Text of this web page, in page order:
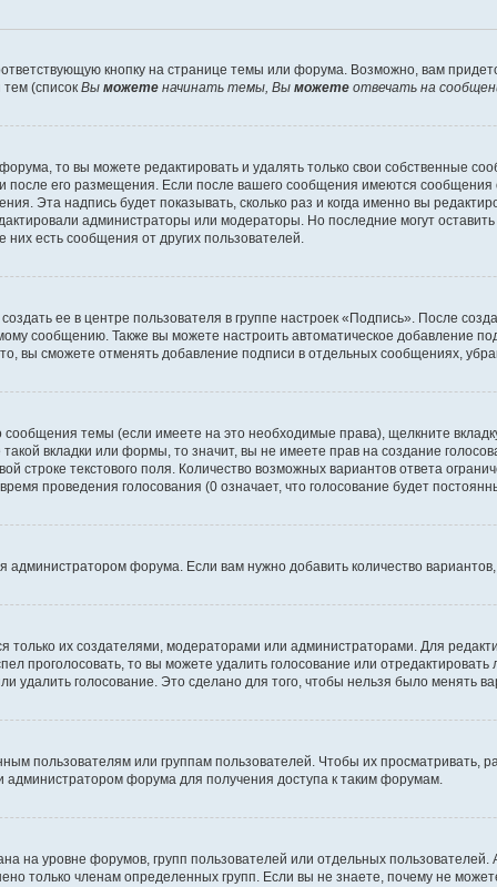
кнопку на странице темы или форума. Возможно, вам
(список Вы можете начинать темы, Вы можете отвечать на
то вы можете редактировать и удалять только свои собственные
после его размещения. Если после вашего сообщения имеются
Эта надпись будет показывать, сколько раз и когда именно вы
администраторы или модераторы. Но последние могут
есть сообщения от других пользователей.
ее в центре пользователя в группе настроек «Подпись». После
сообщению. Также вы можете настроить автоматическое добавление
вы сможете отменять добавление подписи в отдельных сообщениях,
темы (если имеете на это необходимые права), щелкните
вкладки или формы, то значит, вы не имеете прав на создание
строке текстового поля. Количество возможных вариантов ответа
проведения голосования (0 означает, что голосование будет
администратором форума. Если вам нужно добавить количество
только их создателями, модераторами или администраторами. Для
проголосовать, то вы можете удалить голосование или
удалить голосование. Это сделано для того, чтобы нельзя было менять
пользователям или группам пользователей. Чтобы их просматривать,
форума для получения доступа к таким форумам.
на уровне форумов, групп пользователей или отдельных
только членам определенных групп. Если вы не знаете, почему не